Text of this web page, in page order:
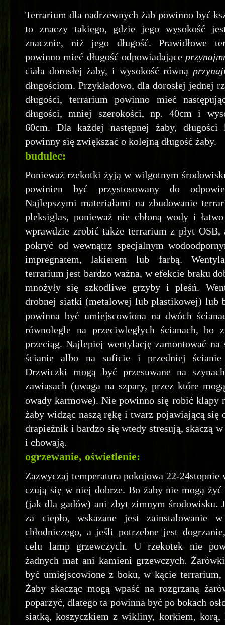
Terrarium dla nadrzewnych żab powinno być
to znaczy takiego, gdzie jego wysokość
znacznie, niż jego długość. Prawidłowe
powinno mieć długość odpowiadające
ciała dorosłej żaby, i wysokość równą
długościom. Przykładowo, dla dorosłej jednej
długości, terrarium powinno mieć
długości, mniej szerokości, np. 40cm i
60cm. Dla każdej następnej żaby, długości
powinny się zwiększać o kolejną długość żaby.
budulec:
Ponieważ rzekotki żyją w wilgotnym
powinien być przystosowany do
Najlepszymi materiałami na zbudowanie
pleksiglas, ponieważ nie chłoną wody i
wprawdzie zrobić także terrarium z płyt
pokryć od wewnątrz specjalnym
impregnatem, lakierem lub farbą.
terrarium jest bardzo ważna, w efekcie braku
mnożyły się szkodliwe grzyby i pleśń.
drobnej siatki (metalowej lub plastikowej) lub
powinna być umiejscowiona na dwóch
równolegle na przeciwległych ścianach, bo
przeciąg. Najlepiej wentylację zamontować
ścianie albo na suficie i przedniej ścianie
Drzwiczki mogą być przesuwane na
zawiasach (uwaga na szpary, przez które
owady karmowe). Nie powinno się robić klapy
żaby widząc naszą rękę i twarz pojawiającą się
drapieżnik i bardzo się wtedy stresują, skaczą
i chowają.
ogrzewanie, oświetlenie:
Zazwyczaj temperatura pokojowa 22-24stopnie
czują się w niej dobrze. Bo żaby nie mogą
(jak dla gadów) ani zbyt zimnym środowisku.
za ciepło, wskazane jest zainstalowanie
chłodniczego, a jeśli potrzebne jest
celu lamp grzewczych. U rzekotek nie
żadnych mat ani kamieni grzewczych.
być umiejscowione z boku, w kącie terrarium,
Żaby skacząc mogą wpaść na rozgrzaną
poparzyć, dlatego ta powinna być po bokach
siatką, koszyczkiem z wikliny, korkiem, korą,